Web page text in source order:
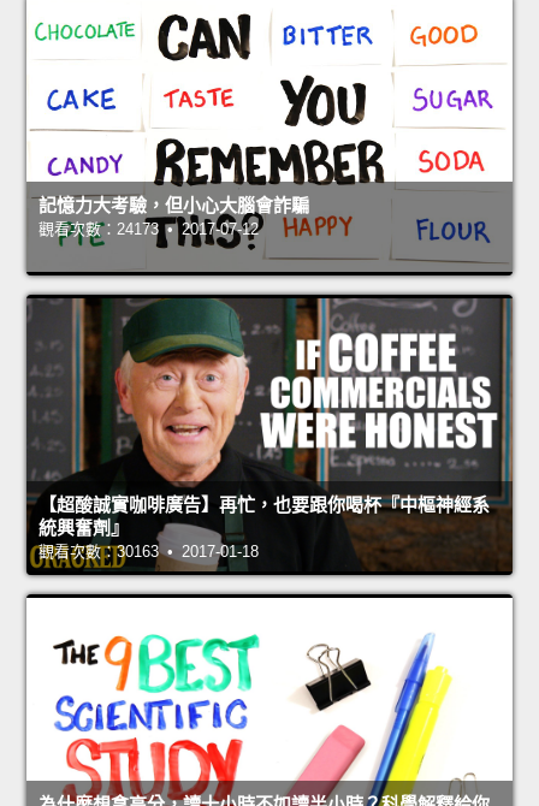
記憶力大考驗，但小心大腦會詐騙
觀看次數：24173 • 2017-07-12
【超酸誠實咖啡廣告】再忙，也要跟你喝杯『中樞神經系
統興奮劑』
觀看次數：30163 • 2017-01-18